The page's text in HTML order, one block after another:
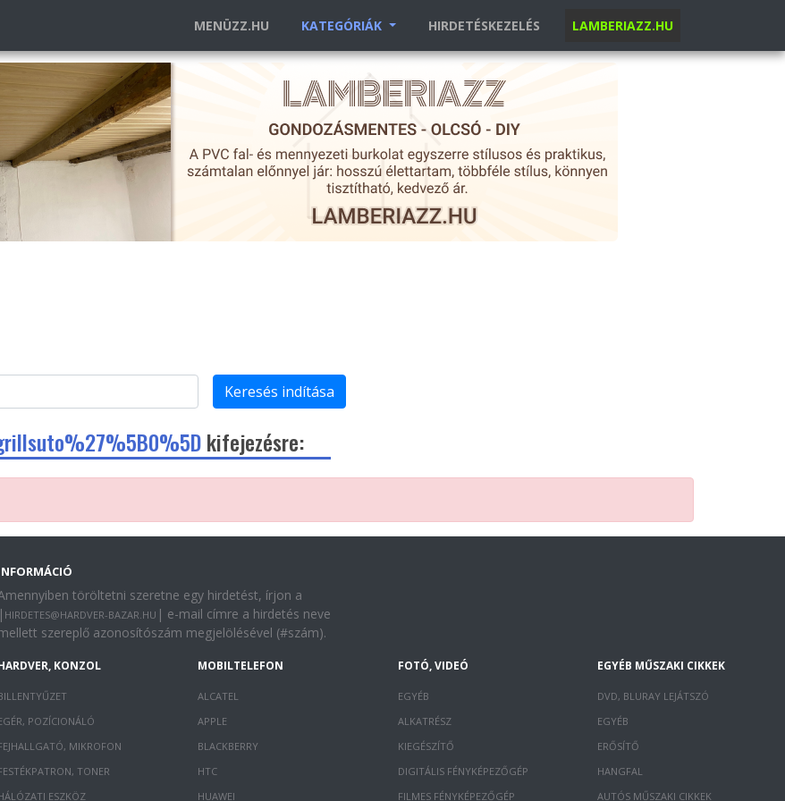
MENÜZZ.HU KATEGÓRIÁK HIRDETÉSKEZELÉS LAMBERIAZZ.HU
Keresés indítása
kifejezésre:
töröltetni szeretne egy hirdetést, írjon a
| HIRDETES@HARDVER-BAZAR.HU | e-mail címre a hirdetés neve
szereplő azonosítószám megjelölésével (#szám).
KONZOL
POZÍCIONÁLÓ
MIKROFON
TONER
ESZKÖZ
MOBILTELEFON
ALCATEL
APPLE
BLACKBERRY
HTC
HUAWEI
FOTÓ, VIDEÓ
EGYÉB
ALKATRÉSZ
KIEGÉSZÍTŐ
DIGITÁLIS FÉNYKÉPEZŐGÉP
FILMES FÉNYKÉPEZŐGÉP
EGYÉB MŰSZAKI CIKKEK
DVD, BLURAY LEJÁTSZÓ
EGYÉB
ERŐSÍTŐ
HANGFAL
AUTÓS MŰSZAKI CIKKEK